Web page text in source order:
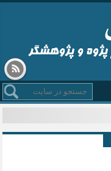
پژوه و پژوهشگر